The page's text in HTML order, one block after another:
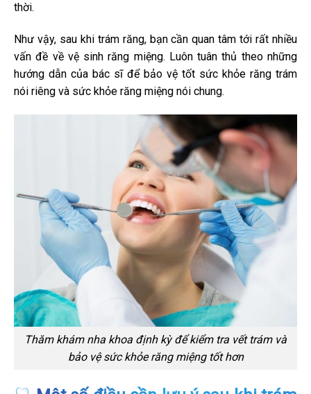
thời.
Như vậy, sau khi trám răng, bạn cần quan tâm tới rất nhiều
vấn đề về vệ sinh răng miệng. Luôn tuân thủ theo những
hướng dẫn của bác sĩ để bảo vệ tốt sức khỏe răng trám
nói riêng và sức khỏe răng miệng nói chung.
Thăm khám nha khoa định kỳ để kiểm tra vết trám và
bảo vệ sức khỏe răng miệng tốt hơn